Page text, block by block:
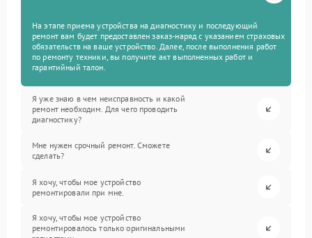
На этапе приема устройства на диагностику и последующий
ремонт вам будет предоставлен заказ-наряд с указанием страховых
обязательств на ваше устройство. Далее, после выполнения работ
по ремонту техники, вы получите акт выполненных работ и
гарантийный талон.
Я уже знаю в чем неисправность и какой
ремонт необходим. Для чего проводить
диагностику?
Мне нужен срочный ремонт. Сможете
сделать?
Я хочу, чтобы мое устройство
ремонтировали при мне.
Я хочу, чтобы мое устройство
ремонтировалось только оригинальными